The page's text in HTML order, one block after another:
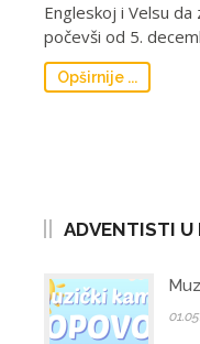
Engleskoj i Velsu
počevši od 5.
Opširnije ...
ADVENTISTI U